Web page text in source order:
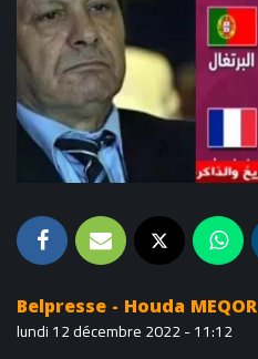
Belpresse - Houda MEQOR
lundi 12 décembre 2022 - 11:12